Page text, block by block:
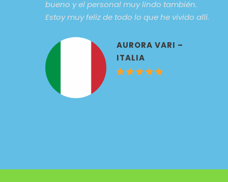
bueno y el personal muy lindo también.
Estoy muy feliz de todo lo que he vivido allí.
AURORA VARI –
ITALIA